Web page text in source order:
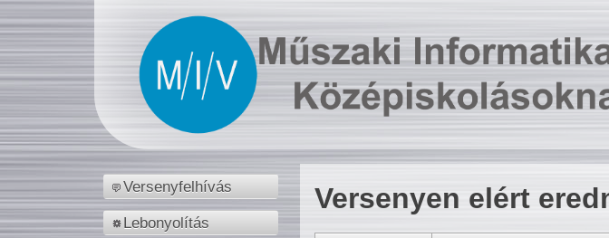
Versenyfelhívás
Lebonyolítás
Versenyen elért